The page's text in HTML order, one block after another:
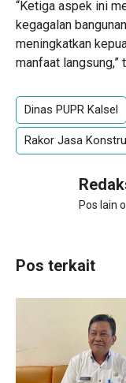
“Ketiga aspek ini
kegagalan
meningkatkan
manfaat langsung,”
Dinas PUPR Kalsel
Rakor Jasa
Pos lain
Pos terkait